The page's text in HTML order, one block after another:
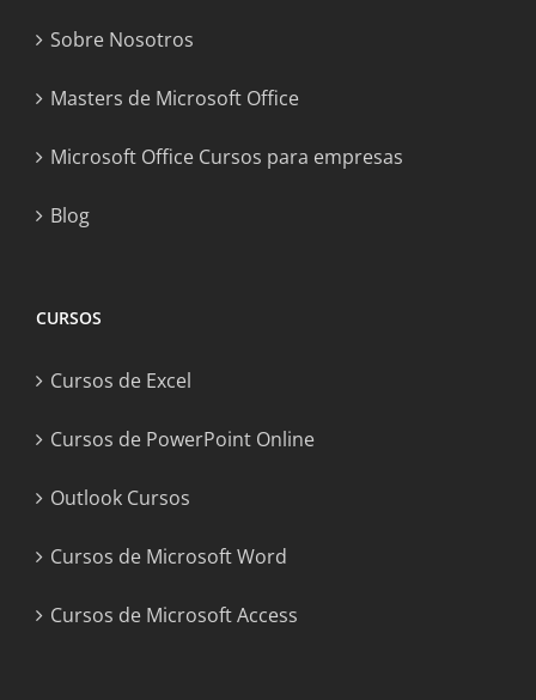
Sobre Nosotros
Masters de Microsoft Office
Microsoft Office Cursos para empresas
Blog
CURSOS
Cursos de Excel
Cursos de PowerPoint Online
Outlook Cursos
Cursos de Microsoft Word
Cursos de Microsoft Access